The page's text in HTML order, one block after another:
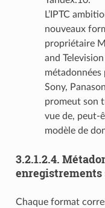
L’IPTC
nouveaux
propriétaire
and
métadonnées
Sony,
promeut son
vue de, peut-
modèle de
3.2.1.2.4.
enregistrements
Chaque format